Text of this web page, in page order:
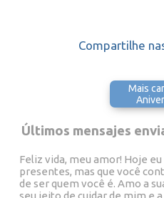
Compartilhe
Mais
Últimos mensajes
Feliz vida, meu amor! Hoje
presentes, mas que você
de ser quem você é. Amo a
seu jeito de cuidar de mim e